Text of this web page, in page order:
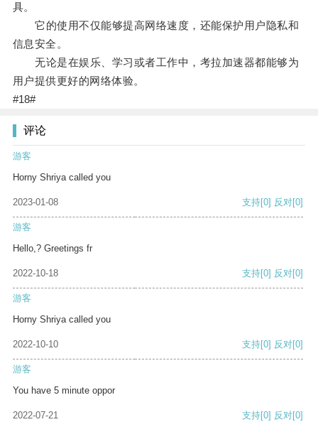
具。
它的使用不仅能够提高网络速度，还能保护用户隐私和
信息安全。
无论是在娱乐、学习或者工作中，考拉加速器都能够为
用户提供更好的网络体验。
#18#
评论
游客
Horny Shriya called you
2023-01-08 支持[0] 反对[0]
游客
Hello,? Greetings fr
2022-10-18 支持[0] 反对[0]
游客
Horny Shriya called you
2022-10-10 支持[0] 反对[0]
游客
You have 5 minute oppor
2022-07-21 支持[0] 反对[0]